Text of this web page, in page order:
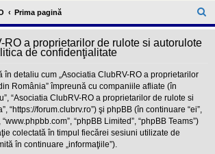
Prima pagină
ă
a proprietarilor de rulote si autorulote
de confidenţialitate
în detaliu cum „Asociatia ClubRV-RO a proprietarilor
România” împreună cu companiile afliate (în
“Asociatia ClubRV-RO a proprietarilor de rulote si
“https://forum.clubrv.ro”) şi phpBB (în continuare “ei”,
“www.phpbb.com”, “phpBB Limited”, “phpBB Teams”)
colectată în timpul fiecărei sesiuni utilizate de
în continuare „informaţiile”).